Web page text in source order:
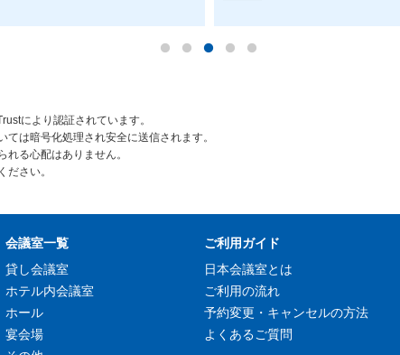
により認証されています。
ては暗号化処理され安全に送信されます。
れる心配はありません。
ださい。
会議室一覧
貸し会議室
ホテル内会議室
ホール
宴会場
ご利用ガイド
日本会議室とは
ご利用の流れ
予約変更・キャンセルの方法
よくあるご質問